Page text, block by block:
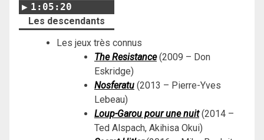
1:05:20
Les descendants
Les jeux très connus
The Resistance(2009 – Don
Eskridge)
Nosferatu (2013 – Pierre-Yves
Lebeau)
Loup-Garou pour une nuit(2014 –
Ted Alspach, Akihisa Okui)